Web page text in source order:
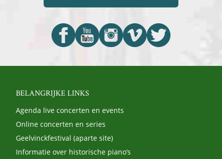
BELANGRIJKE LINKS
Agenda live concerten en events
Online concerten en series
Geelvinckfestival (aparte site)
Informatie over historische piano’s